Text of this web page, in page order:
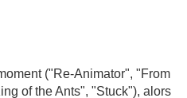
("Re-Animator", "From
of the Ants", "Stuck"), alors